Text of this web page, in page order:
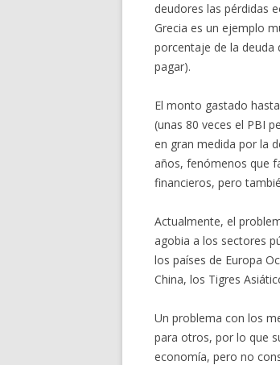
deudores las pérdidas
Grecia es un ejemplo
porcentaje de la deuda
pagar).
El monto gastado
(unas 80 veces el PBI
en gran medida por la
años, fenómenos que
financieros, pero
Actualmente, el
agobia a los sectores
los países de Europa
China, los Tigres
Un problema con los
para otros, por lo que
economía, pero no